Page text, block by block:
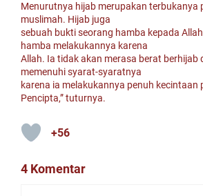
Menurutnya hijab merupakan terbukanya
muslimah. Hijab juga
sebuah bukti seorang hamba kepada Allah
hamba melakukannya karena
Allah. Ia tidak akan merasa berat berhijab
memenuhi syarat-syaratnya
karena ia melakukannya penuh kecintaan
Pencipta,” tuturnya.
+56
4 Komentar